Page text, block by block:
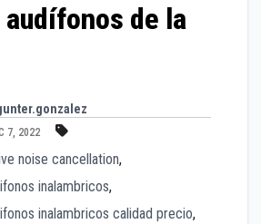
de la
7, 2022
noise cancellation,
inalambricos,
inalambricos calidad precio,